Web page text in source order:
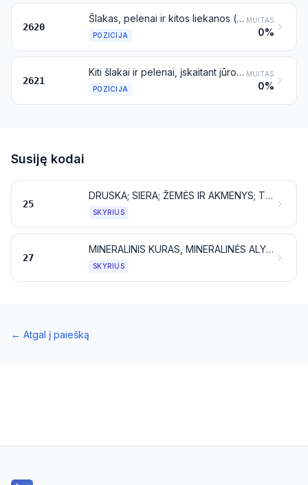
2620
Šlakas, pelenai ir kitos liekanos (išskyrus geležies arba plieno gamybos liekanas), kurių sudėtyje yra metalų, arseno arba jų junginių
POZICIJA
MUITAS
0%
2621
Kiti šlakai ir pelenai, įskaitant jūros dumblių pelenus (kelpą); pelenai ir liekanos, susidariusios deginant buitines atliekas
POZICIJA
MUITAS
0%
Susiję kodai
25
DRUSKA; SIERA; ŽEMĖS IR AKMENYS; TINKAVIMO MEDŽIAGOS, KALKĖS IR CEMENTAS
SKYRIUS
27
MINERALINIS KURAS, MINERALINĖS ALYVOS IR JŲ DISTILIAVIMO PRODUKTAI; BITUMINĖS MEDŽIAGOS; MINERALINIAI VAŠKAI
SKYRIUS
← Atgal į paiešką